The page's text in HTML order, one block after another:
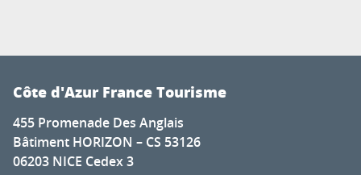
Côte d'Azur France Tourisme
455 Promenade Des Anglais
Bâtiment HORIZON – CS 53126
06203 NICE Cedex 3